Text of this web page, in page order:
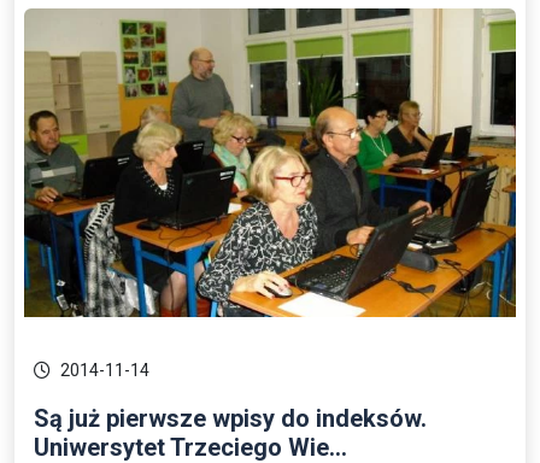
2014-11-14
Są już pierwsze wpisy do indeksów.
Uniwersytet Trzeciego Wie...